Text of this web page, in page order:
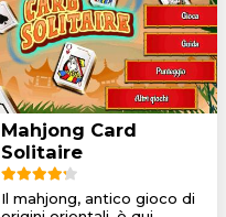
Mahjong Card
Solitaire
Il mahjong, antico gioco di